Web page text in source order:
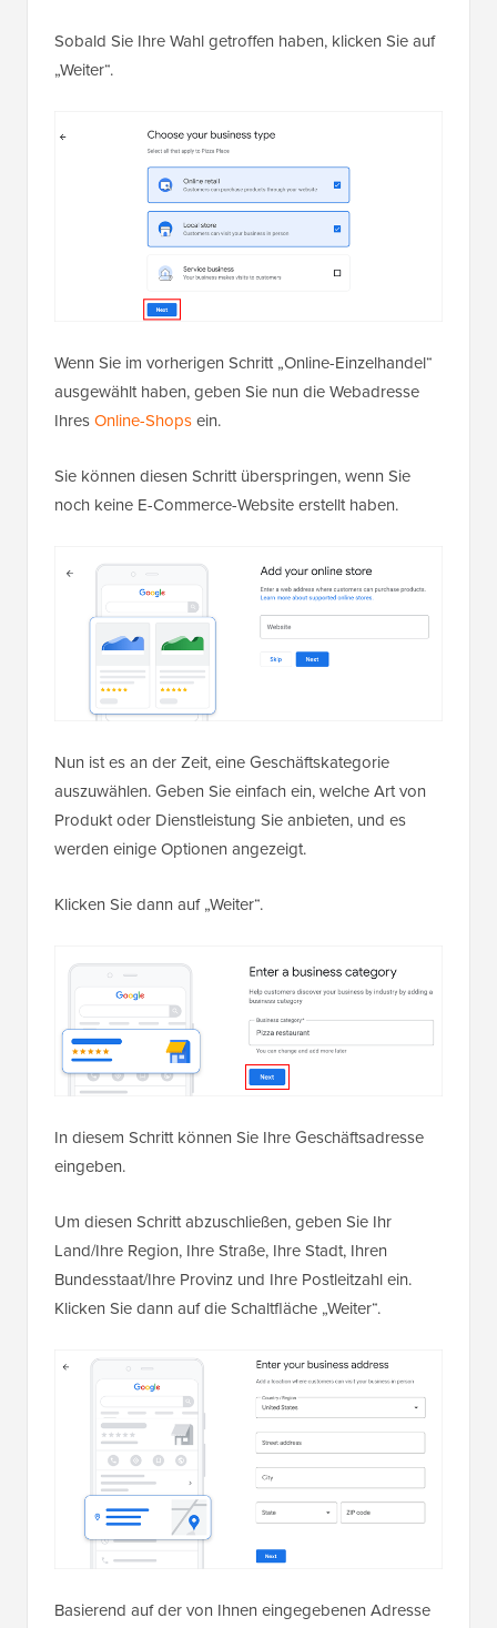
Sobald Sie Ihre Wahl getroffen haben, klicken Sie auf
„Weiter“.
Wenn Sie im vorherigen Schritt „Online-Einzelhandel“
ausgewählt haben, geben Sie nun die Webadresse
IhresOnline-Shopsein.
Sie können diesen Schritt überspringen, wenn Sie
noch keine E-Commerce-Website erstellt haben.
Nun ist es an der Zeit, eine Geschäftskategorie
auszuwählen. Geben Sie einfach ein, welche Art von
Produkt oder Dienstleistung Sie anbieten, und es
werden einige Optionen angezeigt.
Klicken Sie dann auf „Weiter“.
In diesem Schritt können Sie Ihre Geschäftsadresse
eingeben.
Um diesen Schritt abzuschließen, geben Sie Ihr
Land/Ihre Region, Ihre Straße, Ihre Stadt, Ihren
Bundesstaat/Ihre Provinz und Ihre Postleitzahl ein.
Klicken Sie dann auf die Schaltfläche „Weiter“.
Basierend auf der von Ihnen eingegebenen Adresse